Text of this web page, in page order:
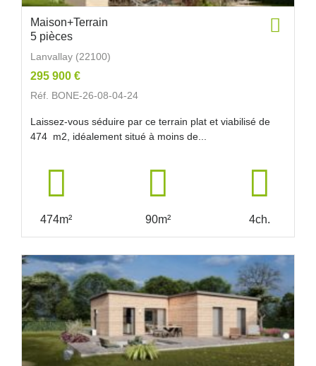
Maison+Terrain
5 pièces
Lanvallay (22100)
295 900 €
Réf. BONE-26-08-04-24
Laissez-vous séduire par ce terrain plat et viabilisé de
474 m2, idéalement situé à moins de...
474m² 90m² 4ch.